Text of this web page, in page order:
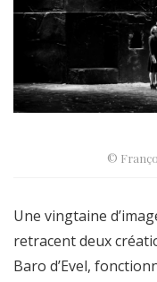
©
Une vingtaine
retracent deux
Baro d’Evel,